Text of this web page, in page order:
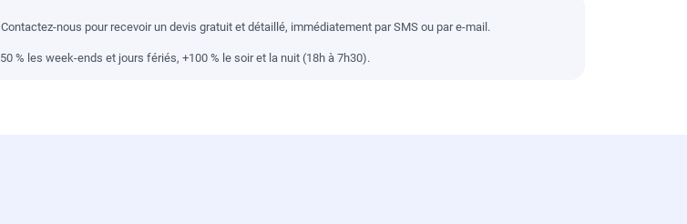
nous pour recevoir un devis gratuit et détaillé, immédiatement par SMS ou par e-mail.
% les week-ends et jours fériés, +100 % le soir et la nuit (18h à 7h30).